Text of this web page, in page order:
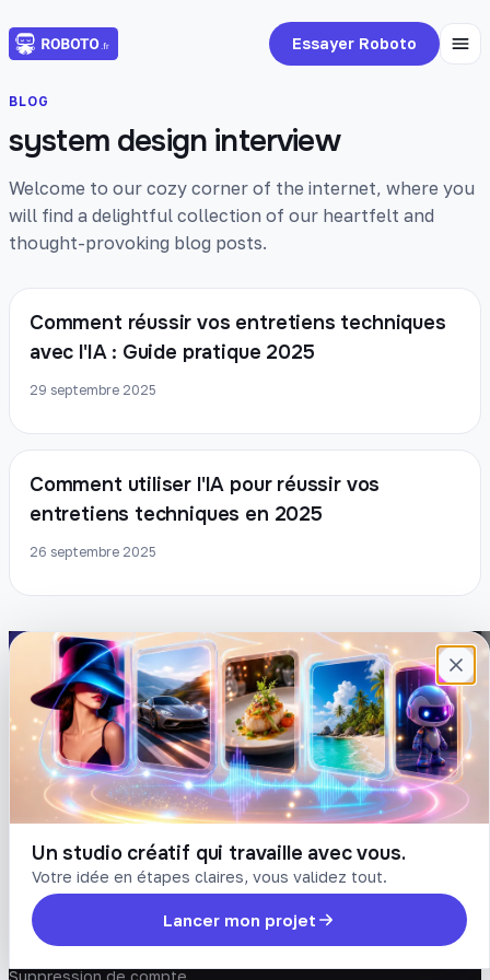
Essayer Roboto
BLOG
system design interview
Welcome to our cozy corner of the internet, where you
will find a delightful collection of our heartfelt and
thought-provoking blog posts.
Comment réussir vos entretiens techniques
avec l'IA : Guide pratique 2025
29 septembre 2025
Comment utiliser l'IA pour réussir vos
entretiens techniques en 2025
26 septembre 2025
Un studio créatif qui travaille avec vous.
Votre idée en étapes claires, vous validez tout.
Lancer mon projet
Plateforme française de création de
contenu avec l’IA. Demandez, Roboto crée.
DÉCOUVRIR
Prompts
Blog
Tarifs
COMPTE
Connexion
Créer un compte
Mot de passe oublié
LÉGAL
Conditions
Confidentialité
Suppression de compte